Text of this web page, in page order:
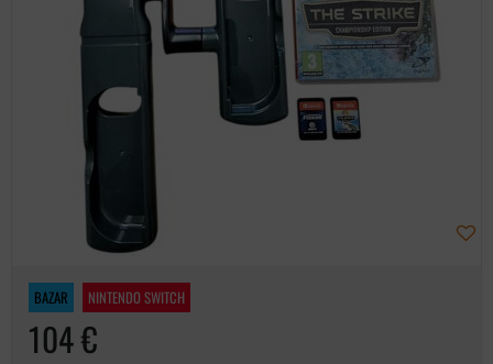
BAZAR NINTENDO SWITCH
104 €